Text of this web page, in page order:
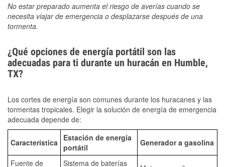
No estar preparado aumenta el riesgo de averías cuando se
necesita viajar de emergencia o desplazarse después de una
tormenta.
¿Qué opciones de energía portátil son las
adecuadas para ti durante un huracán en Humble,
TX?
Los cortes de energía son comunes durante los huracanes y las
tormentas tropicales. Elegir la solución de energía de emergencia
adecuada depende de:
Característica
Estación de energía
portátil
Generador a gasolina
Fuente de Sistema de baterías